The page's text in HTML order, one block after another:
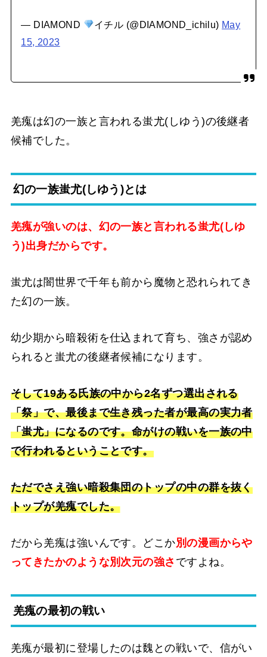
— DIAMOND イチル (@DIAMOND_ichilu) May
15, 2023
羌瘣は幻の一族と言われる蚩尤(しゆう)の後継者
候補でした。
幻の一族蚩尤(しゆう)とは
羌瘣が強いのは、幻の一族と言われる蚩尤(しゆ
う)出身だからです。
蚩尤は闇世界で千年も前から魔物と恐れられてき
た幻の一族。
幼少期から暗殺術を仕込まれて育ち、強さが認め
られると蚩尤の後継者候補になります。
そして19ある氏族の中から2名ずつ選出される
「祭」で、最後まで生き残った者が最高の実力者
「蚩尤」になるのです。命がけの戦いを一族の中
で行われるということです。
ただでさえ強い暗殺集団のトップの中の群を抜く
トップが羌瘣でした。
だから羌瘣は強いんです。どこか別の漫画からや
ってきたかのような別次元の強さ ですよね。
羌瘣の最初の戦い
羌瘣が最初に登場したのは魏との戦いで、信がい